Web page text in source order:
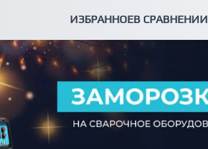
ИЗБРАННОЕВ СРАВНЕНИИ